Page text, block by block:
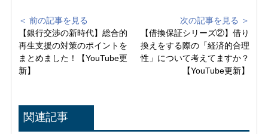
＜ 前の記事を見る
【銀行交渉の新時代】総合的
再生支援の対策のポイントを
まとめました！【YouTube更
新】
次の記事を見る ＞
【借換保証シリーズ②】借り
換えをする際の「経済的合理
性」について考えてますか？
【YouTube更新】
関連記事